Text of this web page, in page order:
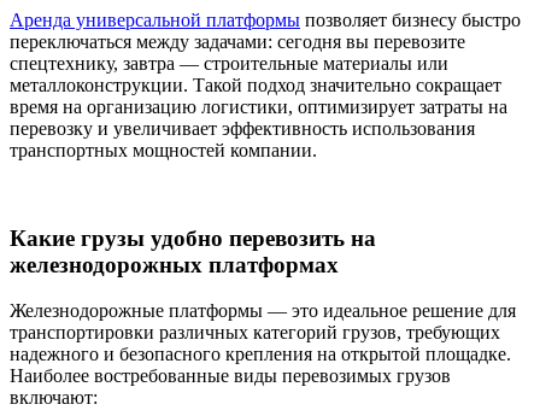
Аренда универсальной платформы позволяет бизнесу быстро
переключаться между задачами: сегодня вы перевозите
спецтехнику, завтра — строительные материалы или
металлоконструкции. Такой подход значительно сокращает
время на организацию логистики, оптимизирует затраты на
перевозку и увеличивает эффективность использования
транспортных мощностей компании.
Какие грузы удобно перевозить на
железнодорожных платформах
Железнодорожные платформы — это идеальное решение для
транспортировки различных категорий грузов, требующих
надежного и безопасного крепления на открытой площадке.
Наиболее востребованные виды перевозимых грузов
включают: